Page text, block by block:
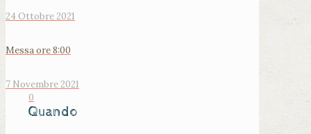
24 Ottobre 2021
Messa ore 8:00
7 Novembre 2021
0
Quando